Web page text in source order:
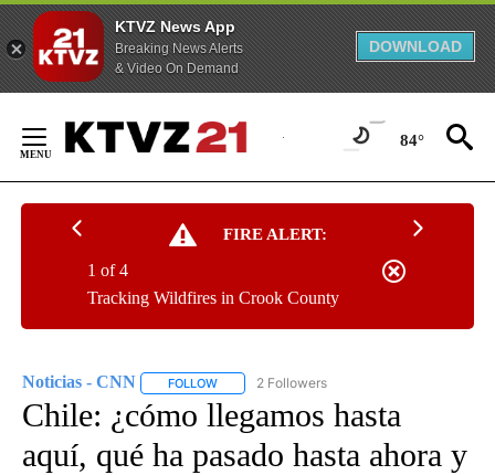
KTVZ News App
Breaking News Alerts
& Video On Demand
DOWNLOAD
Content
84°
FIRE ALERT:
Tracking Wildfires in Crook County
1 of 4
Noticias - CNN FOLLOW FOLLOW "NOTICIAS - CNN" TO RECEIVE
2 Followers
Chile: ¿cómo llegamos hasta
aquí, qué ha pasado hasta ahora y